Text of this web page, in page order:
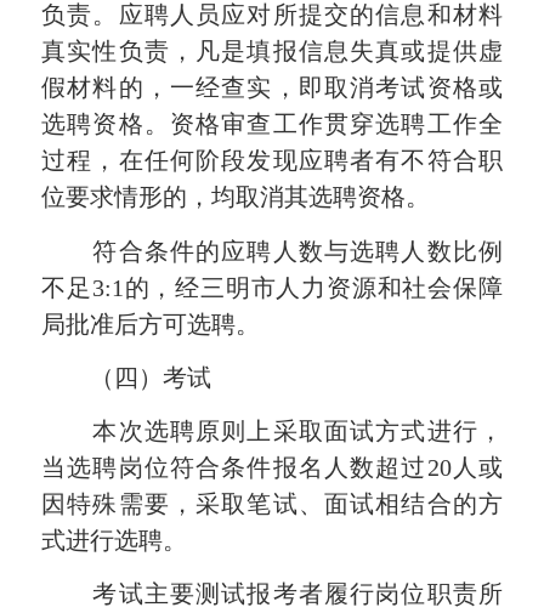
负责。应聘人员应对所提交的信息和材料
真实性负责，凡是填报信息失真或提供虚
假材料的，一经查实，即取消考试资格或
选聘资格。资格审查工作贯穿选聘工作全
过程，在任何阶段发现应聘者有不符合职
位要求情形的，均取消其选聘资格。
符合条件的应聘人数与选聘人数比例
不足3:1的，经三明市人力资源和社会保障
局批准后方可选聘。
（四）考试
本次选聘原则上采取面试方式进行，
当选聘岗位符合条件报名人数超过20人或
因特殊需要，采取笔试、面试相结合的方
式进行选聘。
考试主要测试报考者履行岗位职责所